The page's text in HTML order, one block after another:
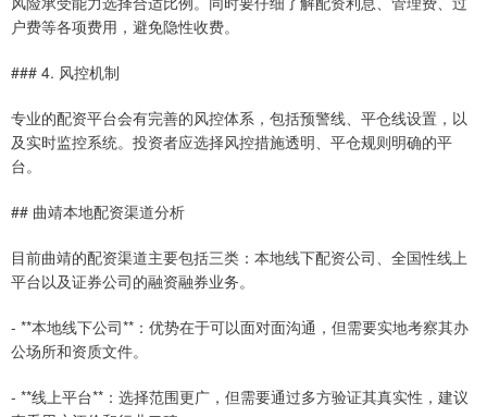
户费等各项费用，避免隐性收费。
### 4. 风控机制
专业的配资平台会有完善的风控体系，包括预警线、平仓线设置，以
及实时监控系统。投资者应选择风控措施透明、平仓规则明确的平
台。
## 曲靖本地配资渠道分析
目前曲靖的配资渠道主要包括三类：本地线下配资公司、全国性线上
平台以及证券公司的融资融券业务。
- **本地线下公司**：优势在于可以面对面沟通，但需要实地考察其办
公场所和资质文件。
- **线上平台**：选择范围更广，但需要通过多方验证其真实性，建议